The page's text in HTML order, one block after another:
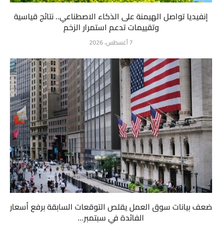
إنفيديا تواصل الهيمنة على الذكاء الاصطناعي.. نتائج قياسية
وتقييمات تدعم استمرار الزخم
7 أغسطس، 2026
ضعف بيانات سوق العمل يقلص التوقعات السابقة برفع أسعار
الفائدة في سبتمبر...